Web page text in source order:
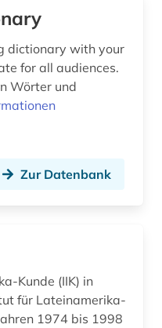
literaturgeschichte 1760-1900 (2)
dictionary with your
for all audiences.
Wörter und
Zur Datenbank
Kunde (IIK) in
für Lateinamerika-
1974 bis 1998